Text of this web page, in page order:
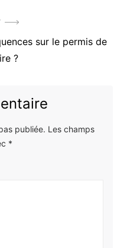
sur le permis de
?
publiée. Les champs
*